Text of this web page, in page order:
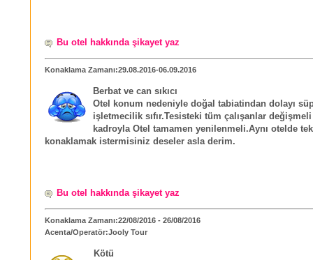
Bu otel hakkında şikayet yaz
Konaklama Zamanı:29.08.2016-06.09.2016
Berbat ve can sıkıcı
Otel konum nedeniyle doğal tabiatindan dolayı
işletmecilik sıfır.Tesisteki tüm çalışanlar değişmeli
kadroyla Otel tamamen yenilenmeli.Aynı otelde
konaklamak istermisiniz deseler asla derim.
Bu otel hakkında şikayet yaz
Konaklama Zamanı:22/08/2016 - 26/08/2016
Acenta/Operatör:Jooly Tour
Kötü